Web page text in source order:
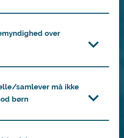
over
samlever må ikke
børn